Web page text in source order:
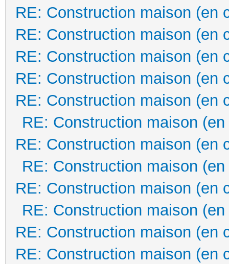
RE: Construction maison (en
RE: Construction maison (en
RE: Construction maison (en
RE: Construction maison (en
RE: Construction maison (en
RE: Construction maison
RE: Construction maison (en
RE: Construction maison
RE: Construction maison (en
RE: Construction maison
RE: Construction maison (en
RE: Construction maison (en